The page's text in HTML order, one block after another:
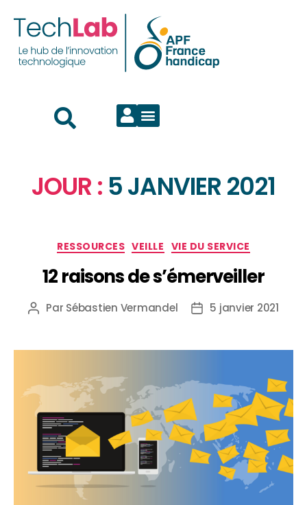
JOUR : 5 JANVIER 2021
RESSOURCES VEILLE VIE DU SERVICE
12 raisons de s’émerveiller
Par Sébastien Vermandel 5 janvier 2021